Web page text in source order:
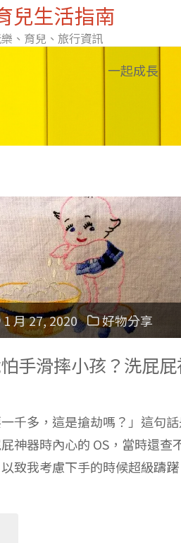
兒生活指南
、育兒、旅行資訊
Skip
一起成長
1 月 27, 2020 好物分享
手滑摔小孩？洗屁屁
一千多，這是搶劫嗎？」這句
神器時內心的 OS，當時還查
致我考慮下手的時候超級躊躇